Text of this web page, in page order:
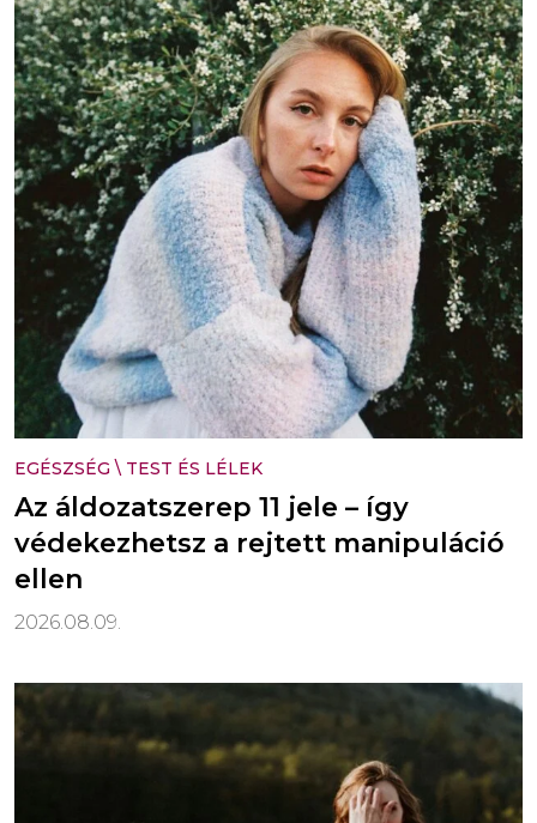
EGÉSZSÉG \ TEST ÉS LÉLEK
Az áldozatszerep 11 jele – így
védekezhetsz a rejtett manipuláció
ellen
2026.08.09.